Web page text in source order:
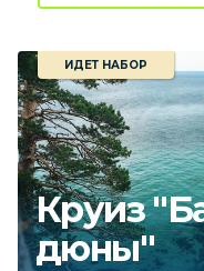
Круиз
дюны"
ИДЕТ НАБОР